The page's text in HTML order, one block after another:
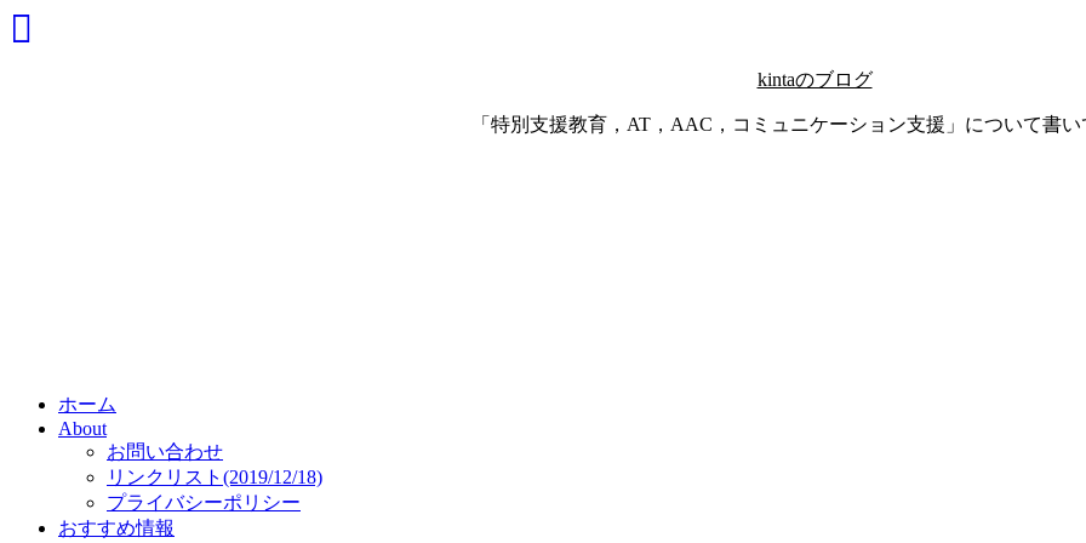
kintaのブログ
「特別支援教育，AT，AAC，コミュニケーション支援」について書
ホーム
About
お問い合わせ
リンクリスト(2019/12/18)
プライバシーポリシー
おすすめ情報